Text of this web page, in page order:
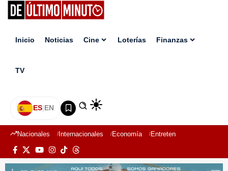
Inicio Noticias Cine Loterías Finanzas
TV
ES|EN
Nacionales Internacionales Economía Entretenimiento